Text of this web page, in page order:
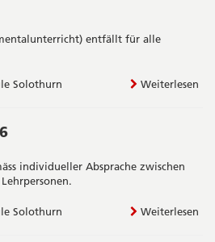
entfällt für alle
Solothurn Weiterlesen
individueller Absprache zwischen
Solothurn Weiterlesen